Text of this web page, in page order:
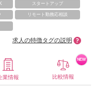
スタートアップ
リモート勤務応相談
求人の特徴タグの説明
業情報 比較情報
NEW